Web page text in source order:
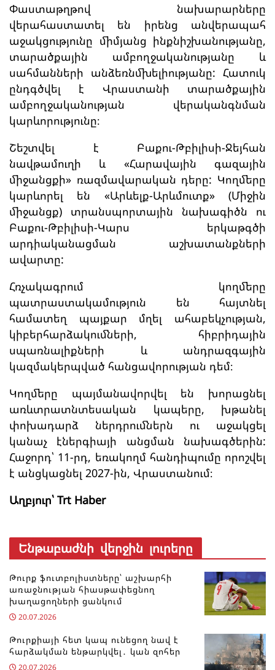
Փաստաթղթով նախարարները
վերահաստատել են իրենց անվերապահ
աջակցությունը միմյանց ինքնիշխանությանը,
տարածքային ամբողջականությանը և
սահմանների անձեռնմխելիությանը: Հատուկ
ընդգծվել է Վրաստանի տարածքային
ամբողջականության վերականգնման
կարևորությունը։
Շեշտվել է Բաքու-Թբիլիսի-Ջեյհան
նավթամուղի և «Հարավային գազային
միջանցքի» ռազմավարական դերը: Կողմերը
կարևորել են «Արևելք-Արևմուտք» (Միջին
միջանցք) տրանսպորտային նախագիծն ու
Բաքու-Թբիլիսի-Կարս երկաթգծի
արդիականացման աշխատանքների
ավարտը:
Հռչակագրում կողմերը
պատրաստակամություն են հայտնել
համատեղ պայքար մղել ահաբեկչության,
կիբերհարձակումների, հիբրիդային
սպառնալիքների և անդրազգային
կազմակերպված հանցավորության դեմ։
Կողմերը պայմանավորվել են խորացնել
առևտրատնտեսական կապերը, խթանել
փոխադարձ ներդրումներն ու աջակցել
կանաչ էներգիայի անցման նախագծերին:
Հաջորդ՝ 11-րդ, եռակողմ հանդիպումը որոշվել
է անցկացնել 2027-ին, Վրաստանում։
Աղբյուր՝ Trt Haber
Ենթաբաժնի վերջին լուրերը
Թուրք ֆուտբոլիստները՝ աշխարհի
առաջնության հիասթափեցնող
խաղացողների ցանկում
20.07.2026
Թուրքիայի հետ կապ ունեցող նավ է
հարձակման ենթարկվել․ կան զոհեր
20.07.2026